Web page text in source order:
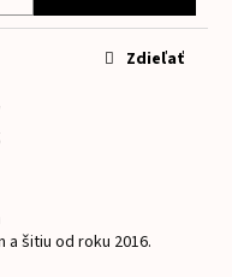
Zdieľať
šitiu od roku 2016.